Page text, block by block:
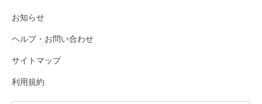
お知らせ
ヘルプ・お問い合わせ
サイトマップ
利用規約